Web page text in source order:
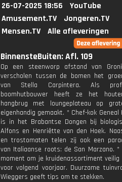
26-07-2025 18:56
YouTube
Amusement.TV
Jongeren.TV
Mensen.TV
Alle afleveringen
BinnensteBuiten: Afl. 109
Op een steenworp afstand van
verscholen tussen de bomen het
van Stella Carpintera. Als
boomhutbouwer heeft ze het
hangbrug met loungeplateau op
eigenhandig gemaakt. * Chef-kok Geneal
is in het Brabantse Dongen bij
Alfons en Henriëtte van den Hoek.
en trostomaten telen zij ook een
van Italiaanse roots: de San Marzano.
moment om je kruidenassortiment
voor volgend voorjaar. Duurzame
Wieggers geeft tips om te stekken.